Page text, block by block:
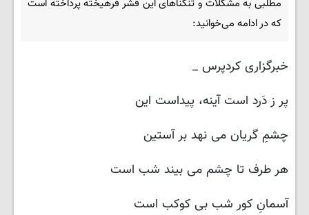
مطلبی به مشکلات و تنگناهای این قشر فرهیخته پرداخته است
که در ادامه می‌خوانید:
خبرگزاری کردپرس _
پر ز دَرد است آینه، پیداست این
چشمِ گریان می نهد بر آستین
هر طرف تا چشم می بیند شب است
آسمانِ کور شب بی کوکب است